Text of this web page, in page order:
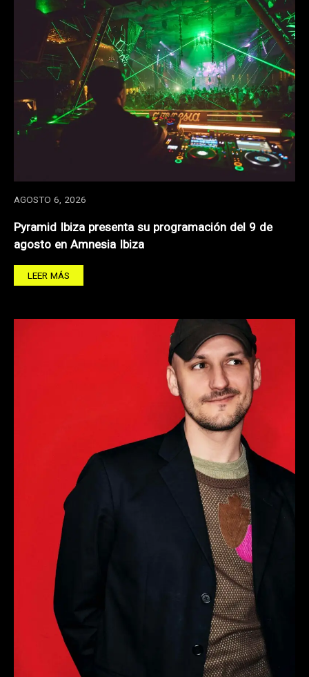
AGOSTO 6, 2026
Pyramid Ibiza presenta su programación del 9 de
agosto en Amnesia Ibiza
LEER MÁS